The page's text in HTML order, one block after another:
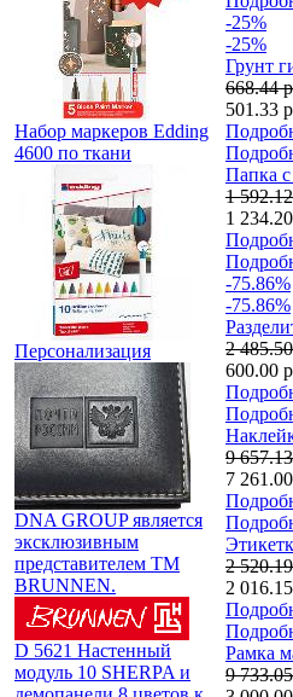
Набор маркеров Edding
4600 по ткани
Персонализация
DNA GROUP является
эксклюзивным
представителем TM
BRUNNEN.
D 5621 Настенный
модуль 10 SHERPA и
-25%
-25%
Грунт
668.44
501.33
Папка
1
1
-75.86%
-75.86%
2
600.00
9
7
2
2
Рамка
9